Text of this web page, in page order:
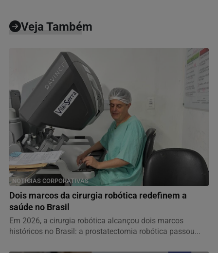
Veja Também
NOTÍCIAS CORPORATIVAS
Dois marcos da cirurgia robótica redefinem a
saúde no Brasil
Em 2026, a cirurgia robótica alcançou dois marcos
históricos no Brasil: a prostatectomia robótica passou...